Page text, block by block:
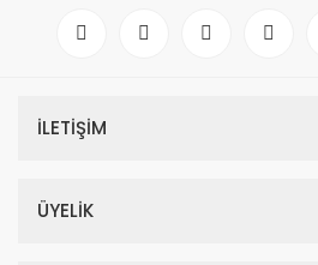
İLETİŞİM
ÜYELİK